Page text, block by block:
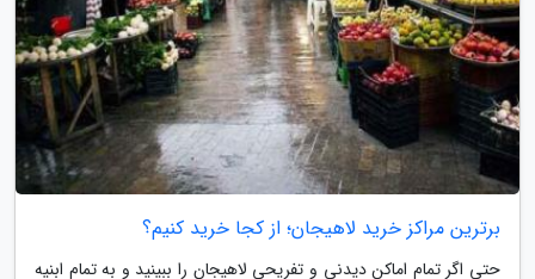
برترین مراکز خرید لاهیجان؛ از کجا خرید کنیم؟
حتی اگر تمام اماکن دیدنی و تفریحی لاهیجان را ببینید و به تمام ابنیه